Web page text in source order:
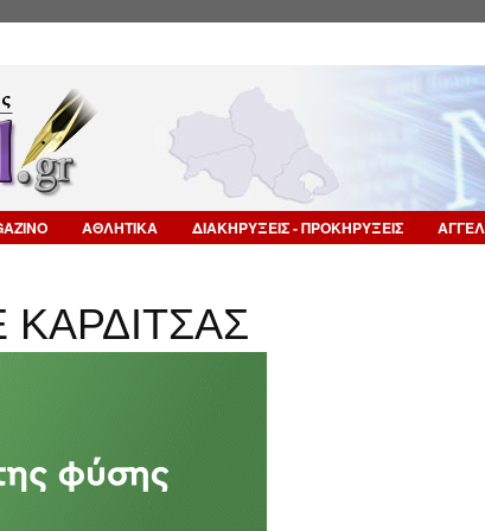
ΑΘΛΗΤΙΚΑ ΔΙΑΚΗΡΥΞΕΙΣ - ΠΡΟΚΗΡΥΞΕΙΣ